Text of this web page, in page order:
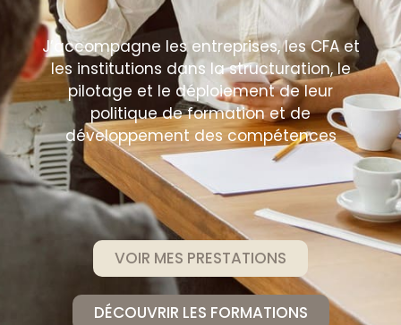
J’accompagne les entreprises, les CFA et
les institutions dans la structuration, le
pilotage et le déploiement de leur
politique de formation et de
développement des compétences
VOIR MES PRESTATIONS
DÉCOUVRIR LES FORMATIONS